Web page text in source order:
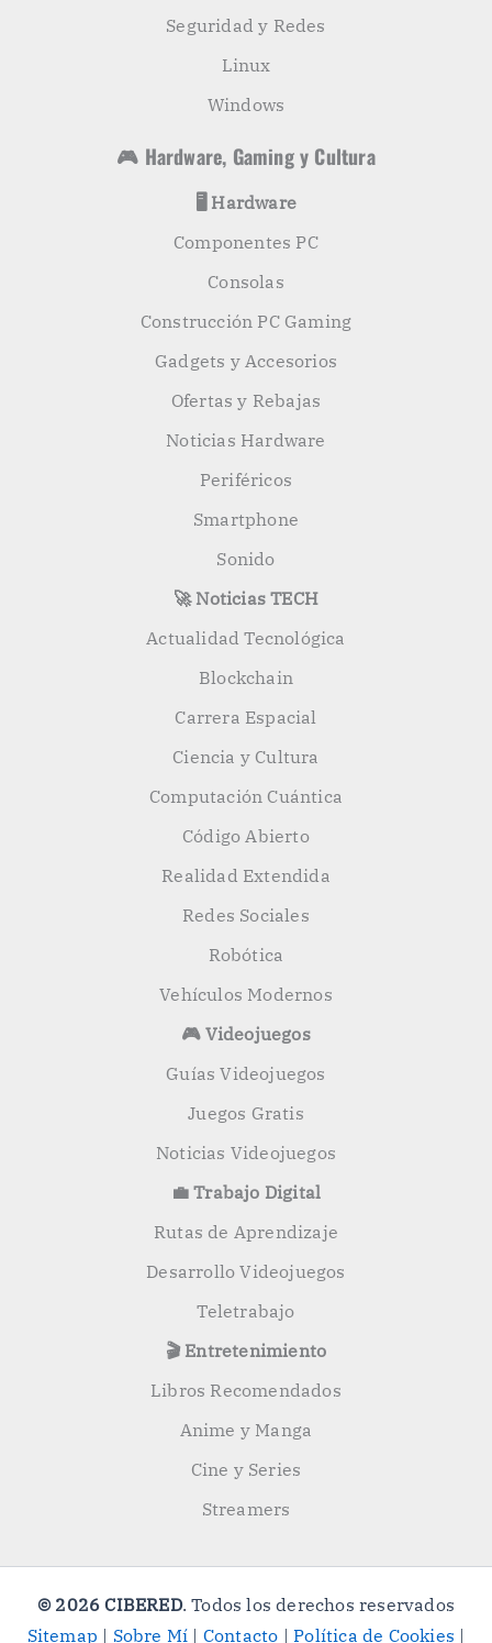
Seguridad y Redes
Linux
Windows
🎮 Hardware, Gaming y Cultura
🖥️ Hardware
Componentes PC
Consolas
Construcción PC Gaming
Gadgets y Accesorios
Ofertas y Rebajas
Noticias Hardware
Periféricos
Smartphone
Sonido
🚀 Noticias TECH
Actualidad Tecnológica
Blockchain
Carrera Espacial
Ciencia y Cultura
Computación Cuántica
Código Abierto
Realidad Extendida
Redes Sociales
Robótica
Vehículos Modernos
🎮 Videojuegos
Guías Videojuegos
Juegos Gratis
Noticias Videojuegos
💼 Trabajo Digital
Rutas de Aprendizaje
Desarrollo Videojuegos
Teletrabajo
🎬 Entretenimiento
Libros Recomendados
Anime y Manga
Cine y Series
Streamers
© 2026 CIBERED. Todos los derechos reservados
Sitemap | Sobre Mí | Contacto |Política de Cookies |